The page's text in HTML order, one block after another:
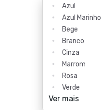
Azul
Azul Marinho
Bege
Branco
Cinza
Marrom
Rosa
Verde
Ver mais